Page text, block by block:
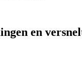
en